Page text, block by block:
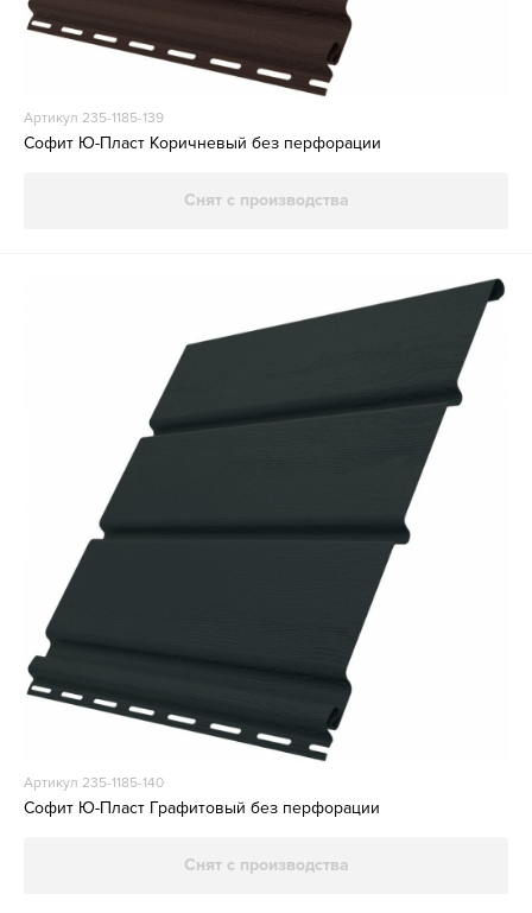
Артикул 235-1185-139
Софит Ю-Пласт Коричневый без перфорации
Снят с производства
Артикул 235-1185-140
Софит Ю-Пласт Графитовый без перфорации
Снят с производства